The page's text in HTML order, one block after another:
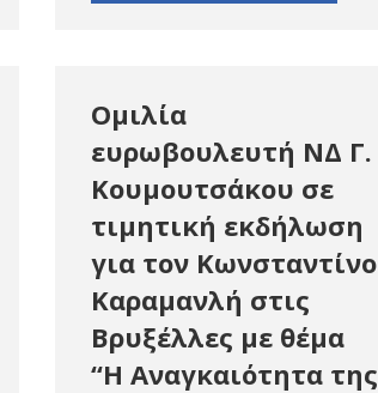
Ομιλία
ευρωβουλευτή ΝΔ Γ.
Κουμουτσάκου σε
τιμητική εκδήλωση
για τον Κωνσταντίνο
Καραμανλή στις
Βρυξέλλες με θέμα
“Η Αναγκαιότητα της